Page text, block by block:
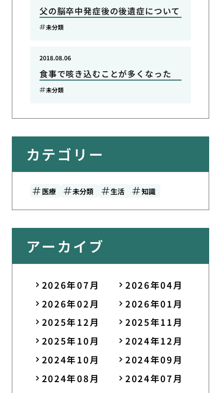
父の脳卒中発症後の後遺症について
未分類
食事で咳き込むことが多くなった
2018.08.06
未分類
カテゴリー
医療 未分類 生活 知識
アーカイブ
2026年07月
2026年04月
2026年02月
2026年01月
2025年12月
2025年11月
2025年10月
2024年12月
2024年10月
2024年09月
2024年08月
2024年07月